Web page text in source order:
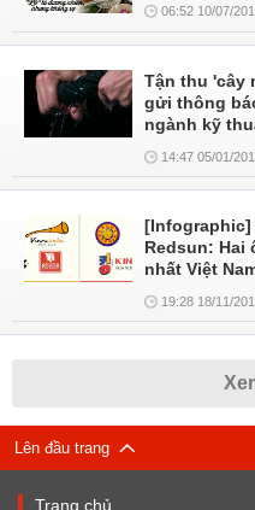
06:52 10/07/
Tận thu 'cây
gửi thông
ngành kỹ
14:47 05/01/
[Infographic]
Redsun: Hai
nhất Việt
19:28 18/11/
Lên đầu trang
Trang chủ